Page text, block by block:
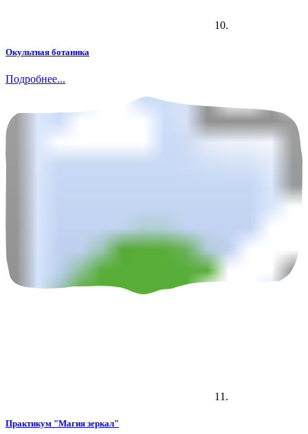
10.
Окультная ботаника
Подробнее...
11.
Практикум "Магия зеркал"